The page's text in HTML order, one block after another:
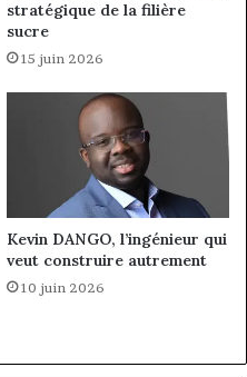
stratégique de la filière
sucre
15 juin 2026
Kevin DANGO, l’ingénieur qui
veut construire autrement
10 juin 2026